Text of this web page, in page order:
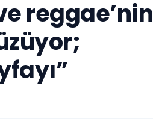
reggae’nin